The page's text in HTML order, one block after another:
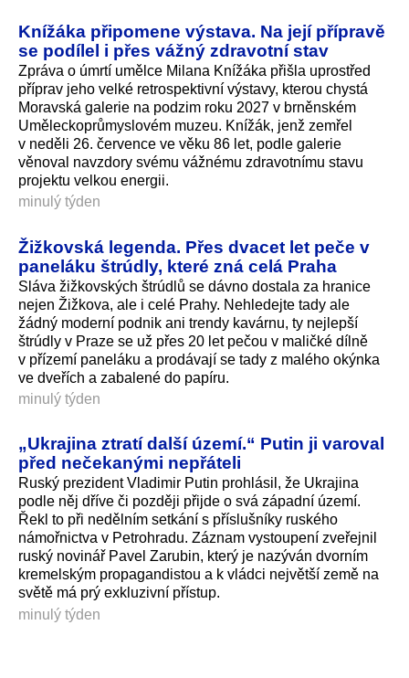
Knížáka připomene výstava. Na její přípravě
se podílel i přes vážný zdravotní stav
Zpráva o úmrtí umělce Milana Knížáka přišla uprostřed
příprav jeho velké retrospektivní výstavy, kterou chystá
Moravská galerie na podzim roku 2027 v brněnském
Uměleckoprůmyslovém muzeu. Knížák, jenž zemřel
v neděli 26. července ve věku 86 let, podle galerie
věnoval navzdory svému vážnému zdravotnímu stavu
projektu velkou energii.
minulý týden
Žižkovská legenda. Přes dvacet let peče v
paneláku štrúdly, které zná celá Praha
Sláva žižkovských štrúdlů se dávno dostala za hranice
nejen Žižkova, ale i celé Prahy. Nehledejte tady ale
žádný moderní podnik ani trendy kavárnu, ty nejlepší
štrúdly v Praze se už přes 20 let pečou v maličké dílně
v přízemí paneláku a prodávají se tady z malého okýnka
ve dveřích a zabalené do papíru.
minulý týden
„Ukrajina ztratí další území.“ Putin ji varoval
před nečekanými nepřáteli
Ruský prezident Vladimir Putin prohlásil, že Ukrajina
podle něj dříve či později přijde o svá západní území.
Řekl to při nedělním setkání s příslušníky ruského
námořnictva v Petrohradu. Záznam vystoupení zveřejnil
ruský novinář Pavel Zarubin, který je nazýván dvorním
kremelským propagandistou a k vládci největší země na
světě má prý exkluzivní přístup.
minulý týden